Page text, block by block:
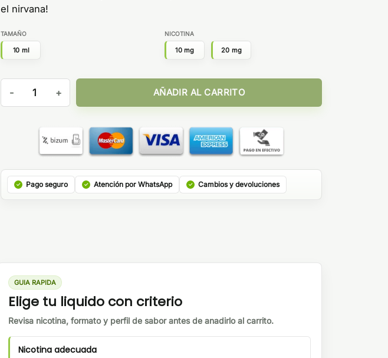
el nirvana!
TAMAÑO
10 ml
NICOTINA
10 mg 20 mg
NIRVANA NIC SALTS BOMBO GOLDEN ERA cantidad
AÑADIR AL CARRITO
Pago seguro Atención por WhatsApp Cambios y devoluciones
GUIA RAPIDA
Elige tu liquido con criterio
Revisa nicotina, formato y perfil de sabor antes de anadirlo al carrito.
Nicotina adecuada